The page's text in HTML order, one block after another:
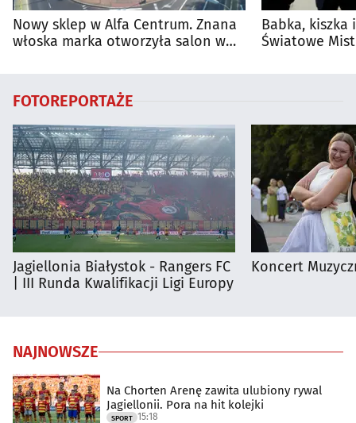
Nowy sklep w Alfa Centrum. Znana
włoska marka otworzyła salon w
Babka, kiszka
Światowe
FOTOREPORTAŻE
Jagiellonia Białystok - Rangers FC
| III Runda Kwalifikacji Ligi Europy
Koncert
NAJNOWSZE
Na Chorten Arenę zawita ulubiony rywal
Jagiellonii. Pora na hit kolejki
SPORT 15:18